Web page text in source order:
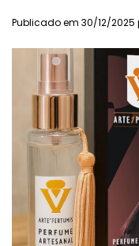
Publicado em 30/12/2025